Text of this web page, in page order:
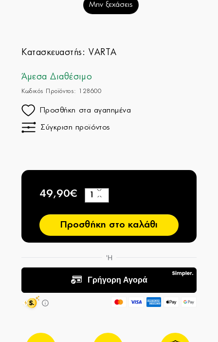
Μην ξεχάσεις
Κατασκευαστής:VARTA
Άμεσα Διαθέσιμο
Κωδικός Προϊόντος: 128600
Προσθήκη στα αγαπημένα
Σύγκριση προϊόντος
49,90€
−
+
Προσθήκη στο καλάθι